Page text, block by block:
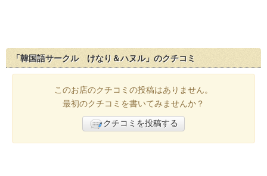
「韓国語サークル けなり＆ハヌル」のクチコミ
このお店のクチコミの投稿はありません。
最初のクチコミを書いてみませんか？
クチコミを投稿する